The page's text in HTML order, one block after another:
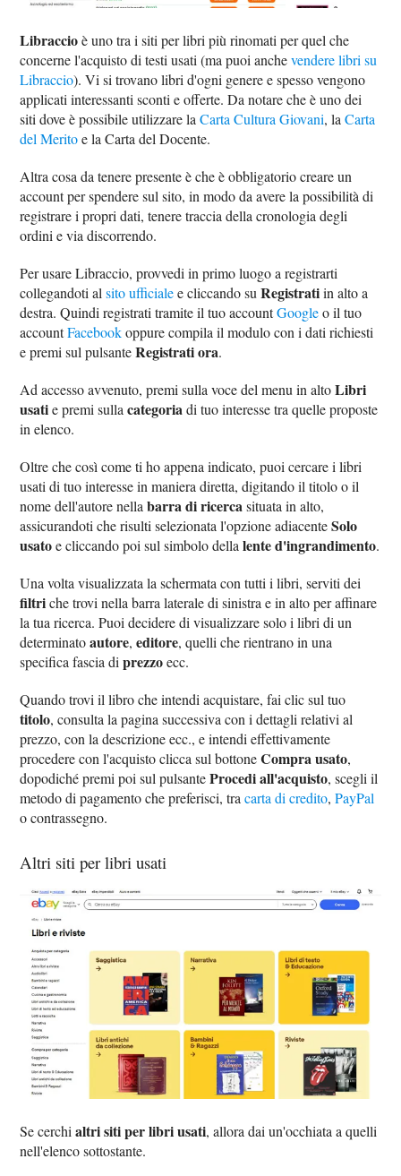
Libraccioè uno tra i siti per libri più rinomati per quel che
concerne l'acquisto di testi usati (ma puoi anchevendere libri su
Libraccio). Vi si trovano libri d'ogni genere e spesso vengono
applicati interessanti sconti e offerte. Da notare che è uno dei
siti dove è possibile utilizzare laCarta Cultura Giovani, laCarta
del Meritoe la Carta del Docente.
Altra cosa da tenere presente è che è obbligatorio creare un
account per spendere sul sito, in modo da avere la possibilità di
registrare i propri dati, tenere traccia della cronologia degli
ordini e via discorrendo.
Per usare Libraccio, provvedi in primo luogo a registrarti
collegandoti alsito ufficialee cliccando suRegistratiin alto a
destra. Quindi registrati tramite il tuo accountGoogleo il tuo
accountFacebookoppure compila il modulo con i dati richiesti
e premi sul pulsanteRegistrati ora.
Ad accesso avvenuto, premi sulla voce del menu in altoLibri
usatie premi sullacategoria di tuo interesse tra quelle proposte
in elenco.
Oltre che così come ti ho appena indicato, puoi cercare i libri
usati di tuo interesse in maniera diretta, digitando il titolo o il
nome dell'autore nellabarra di ricerca situata in alto,
assicurandoti che risulti selezionata l'opzione adiacenteSolo
usatoe cliccando poi sul simbolo dellalente d'ingrandimento.
Una volta visualizzata la schermata con tutti i libri, serviti dei
filtriche trovi nella barra laterale di sinistra e in alto per affinare
la tua ricerca. Puoi decidere di visualizzare solo i libri di un
determinatoautore,editore, quelli che rientrano in una
specifica fascia diprezzoecc.
Quando trovi il libro che intendi acquistare, fai clic sul tuo
titolo, consulta la pagina successiva con i dettagli relativi al
prezzo, con la descrizione ecc., e intendi effettivamente
procedere con l'acquisto clicca sul bottoneCompra usato,
dopodiché premi poi sul pulsanteProcedi all'acquisto, scegli il
metodo di pagamento che preferisci, tracarta di credito,PayPal
o contrassegno.
Altri siti per libri usati
Se cerchialtri siti per libri usati, allora dai un'occhiata a quelli
nell'elenco sottostante.